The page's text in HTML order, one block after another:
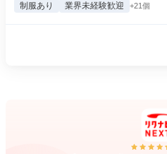
制服あり 業界未経験歓迎 +21個